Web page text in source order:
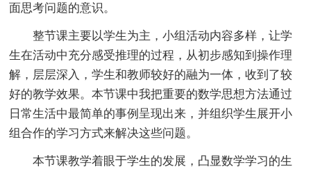
面思考问题的意识。
整节课主要以学生为主，小组活动内容多样，让学
生在活动中充分感受推理的过程，从初步感知到操作理
解，层层深入，学生和教师较好的融为一体，收到了较
好的教学效果。本节课中我把重要的数学思想方法通过
日常生活中最简单的事例呈现出来，并组织学生展开小
组合作的学习方式来解决这些问题。
本节课教学着眼于学生的发展，凸显数学学习的生